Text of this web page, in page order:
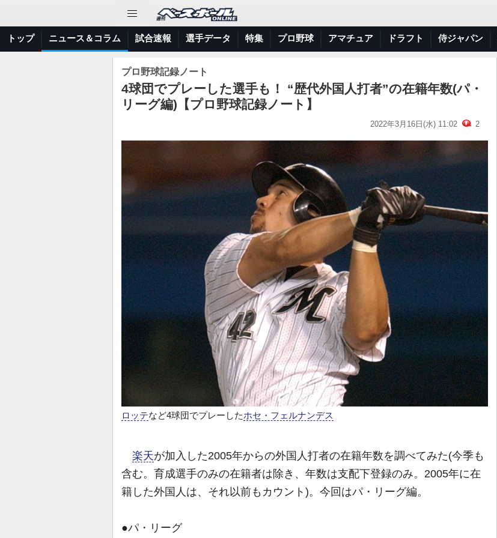
トップ ニュース＆コラム 試合速報 選手データ 特集 プロ野球 アマチュア ドラフト 侍ジャパン
プロ野球記録ノート
4球団でプレーした選手も！ “歴代外国人打者”の在籍年数(パ・
リーグ編)【プロ野球記録ノート】
2022年3月16日(水) 11:02 2
ロッテなど4球団でプレーしたホセ・フェルナンデス
楽天が加入した2005年からの外国人打者の在籍年数を調べてみた(今季も
含む。育成選手のみの在籍者は除き、年数は支配下登録のみ。2005年に在
籍した外国人は、それ以前もカウント)。今回はパ・リーグ編。
●パ・リーグ